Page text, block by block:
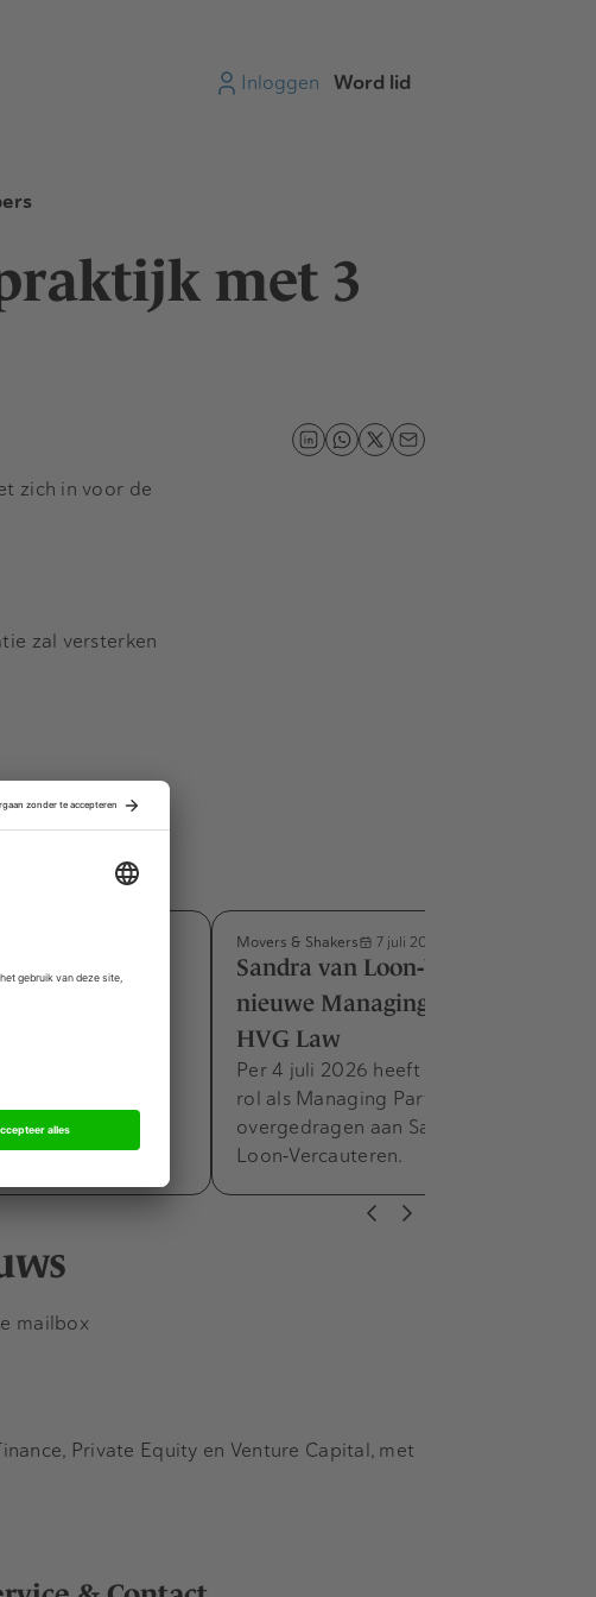
Inloggen Word lid
met 3
zich in voor de
zal versterken
benoemd
en
en…
Movers & Shakers 7 juli 2026
Sandra van Loon‑Vercauteren
nieuwe Managing Partner bij
HVG Law
Per 4 juli 2026 heeft Frank Zandee zijn
rol als Managing Partner van HVG Law
overgedragen aan Sandra van
Loon‑Vercauteren.
mailbox
Private Equity en Venture Capital, met